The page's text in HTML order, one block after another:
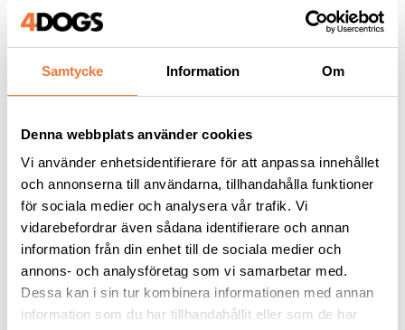
Samtycke Information Om
Denna webbplats använder cookies
Vi använder enhetsidentifierare för att anpassa innehållet
och annonserna till användarna, tillhandahålla funktioner
för sociala medier och analysera vår trafik. Vi
vidarebefordrar även sådana identifierare och annan
information från din enhet till de sociala medier och
annons- och analysföretag som vi samarbetar med.
Dessa kan i sin tur kombinera informationen med annan
information som du har tillhandahållit eller som de har
329kr
Andra köpte även